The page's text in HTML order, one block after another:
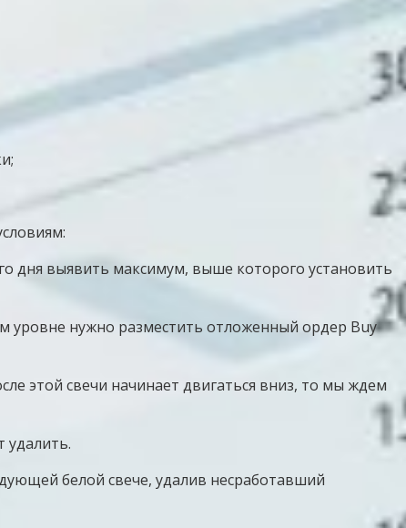
дня выявить максимум, выше которого установить
уровне нужно разместить отложенный ордер Buy
этой свечи начинает двигаться вниз, то мы ждем
удалить.
белой свече, удалив несработавший